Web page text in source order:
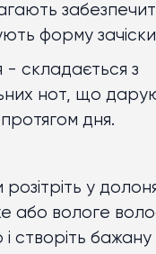
форму
- складається з
нот, що
дня.
у
або вологе
і створіть бажану